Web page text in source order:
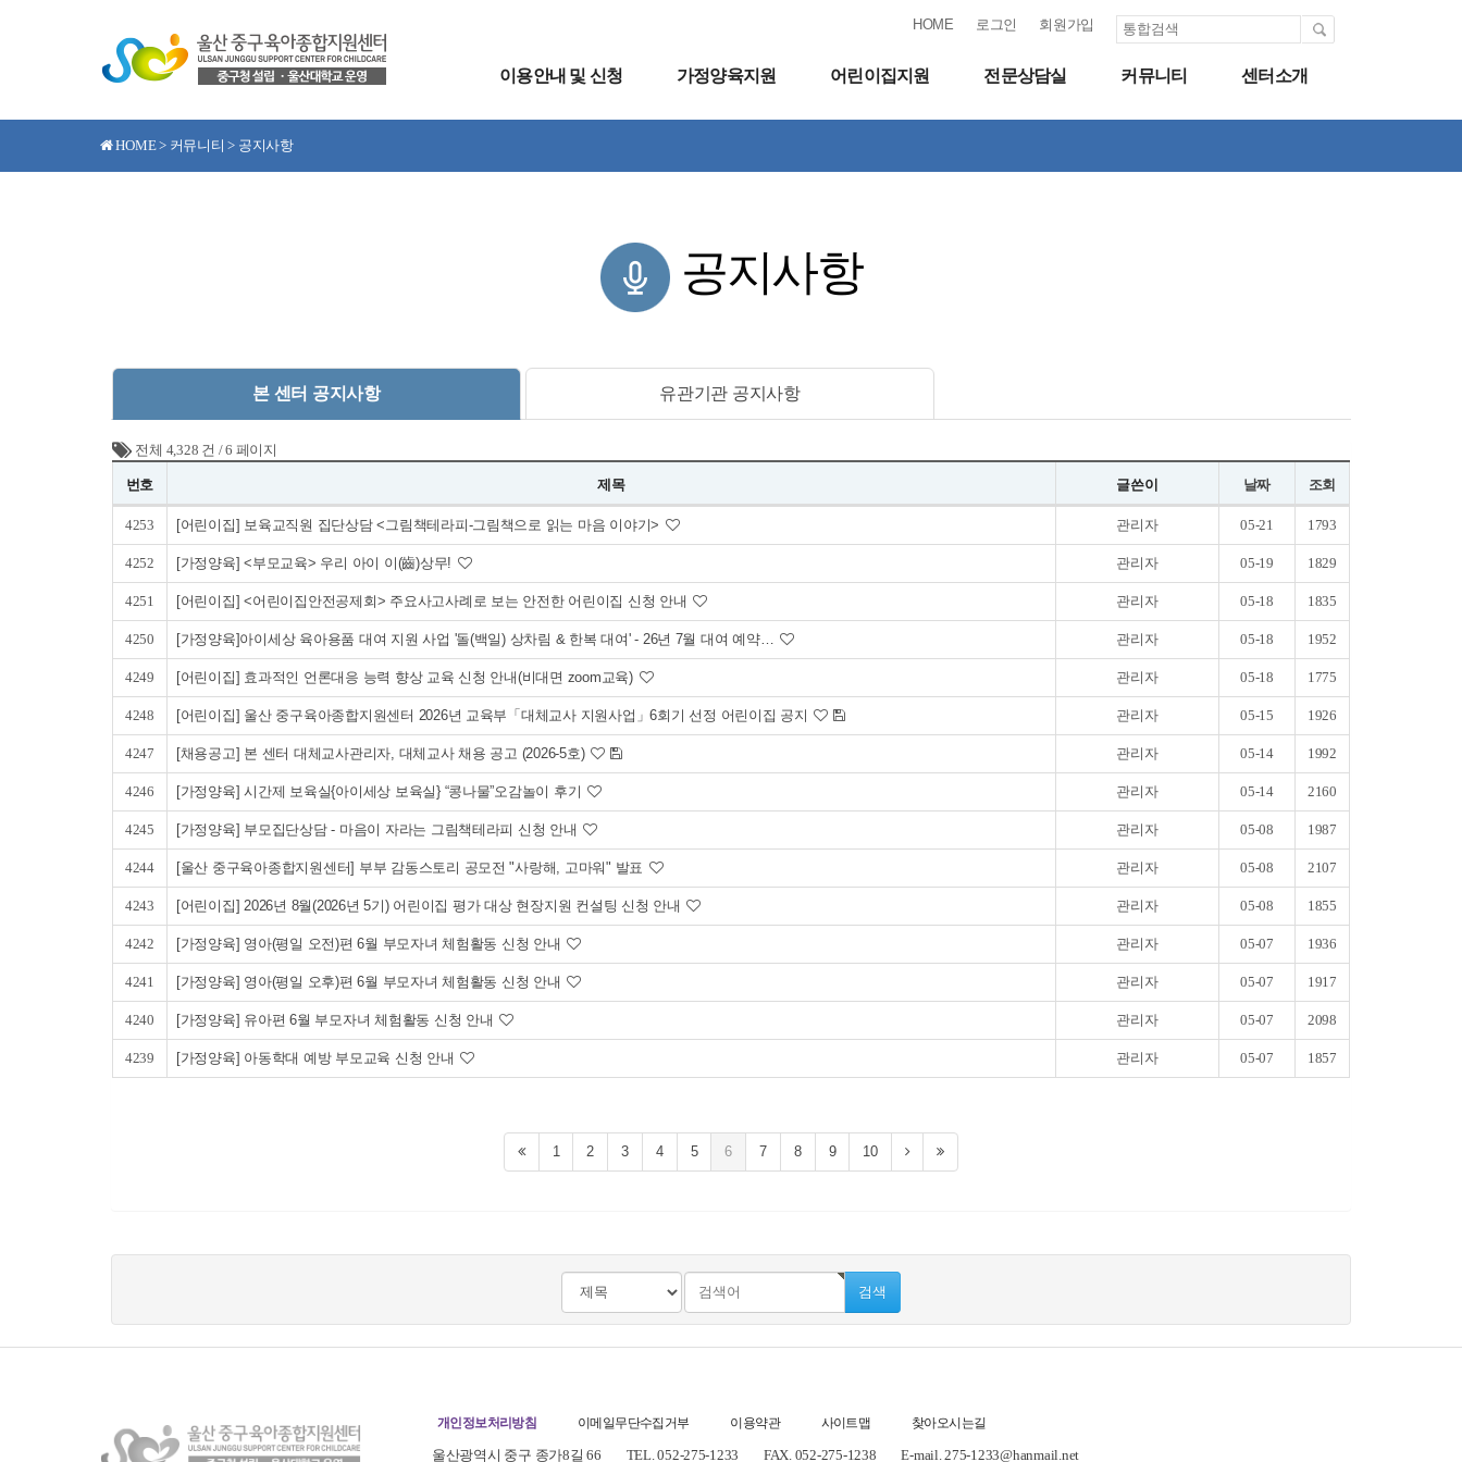
HOME 로그인 회원가입
이용안내 및 신청 가정양육지원 어린이집지원 전문상담실 커뮤니티 센터소개
HOME > 커뮤니티 > 공지사항
공지사항
본 센터 공지사항 유관기관 공지사항
전체 4,328 건 /6 페이지
번호 제목 글쓴이 날짜 조회
4253 [어린이집] 보육교직원 집단상담 <그림책테라피-그림책으로 읽는 마음 이야기> 관리자 05-21 1793
4252 [가정양육] <부모교육> 우리 아이 이(齒)상무! 관리자 05-19 1829
4251 [어린이집] <어린이집안전공제회> 주요사고사례로 보는 안전한 어린이집 신청 안내 관리자 05-18 1835
4250 [가정양육]아이세상 육아용품 대여 지원 사업 '돌(백일) 상차림 & 한복 대여' - 26년 7월 대여 예약… 관리자 05-18 1952
4249 [어린이집] 효과적인 언론대응 능력 향상 교육 신청 안내(비대면 zoom교육) 관리자 05-18 1775
4248 [어린이집] 울산 중구육아종합지원센터 2026년 교육부「대체교사 지원사업」6회기 선정 어린이집 공지 관리자 05-15 1926
4247 [채용공고] 본 센터 대체교사관리자, 대체교사 채용 공고 (2026-5호) 관리자 05-14 1992
4246 [가정양육] 시간제 보육실{아이세상 보육실} “콩나물”오감놀이 후기 관리자 05-14 2160
4245 [가정양육] 부모집단상담 - 마음이 자라는 그림책테라피 신청 안내 관리자 05-08 1987
4244 [울산 중구육아종합지원센터] 부부 감동스토리 공모전 "사랑해, 고마워" 발표 관리자 05-08 2107
4243 [어린이집] 2026년 8월(2026년 5기) 어린이집 평가 대상 현장지원 컨설팅 신청 안내 관리자 05-08 1855
4242 [가정양육] 영아(평일 오전)편 6월 부모자녀 체험활동 신청 안내 관리자 05-07 1936
4241 [가정양육] 영아(평일 오후)편 6월 부모자녀 체험활동 신청 안내 관리자 05-07 1917
4240 [가정양육] 유아편 6월 부모자녀 체험활동 신청 안내 관리자 05-07 2098
4239 [가정양육] 아동학대 예방 부모교육 신청 안내 관리자 05-07 1857
1 2 3 4 5 6 7 8 9 10
검색
개인정보처리방침 이메일무단수집거부 이용약관 사이트맵 찾아오시는길
울산광역시 중구 종가8길 66 TEL. 052-275-1233 FAX. 052-275-1238 E-mail. 275-1233@hanmail.net